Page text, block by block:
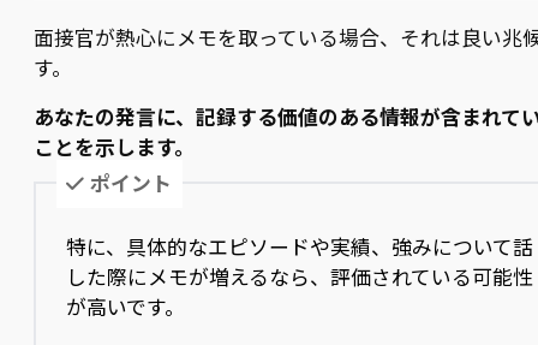
面接官が熱心にメモを取っている場合、それは良い兆
す。
あなたの発言に、記録する価値のある情報が含まれて
ことを示します。
ポイント
特に、具体的なエピソードや実績、強みについて話
した際にメモが増えるなら、評価されている可能性
が高いです。